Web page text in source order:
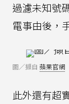
過濾未知號
電事由後，
圖／擷自 蘋果官網
此外還有超